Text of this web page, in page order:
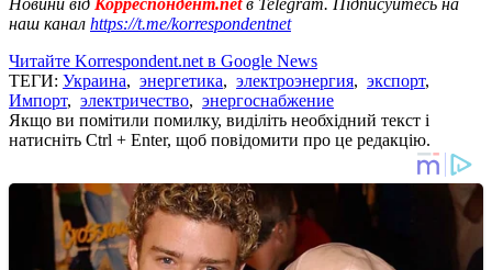
наш канал https://t.me/korrespondentnet
Читайте Korrespondent.net в Google News
ТЕГИ: Украина, энергетика, электроэнергия, экспорт,
Импорт, электричество, энергоснабжение
Якщо ви помітили помилку, виділіть необхідний текст і
натисніть Ctrl + Enter, щоб повідомити про це редакцію.